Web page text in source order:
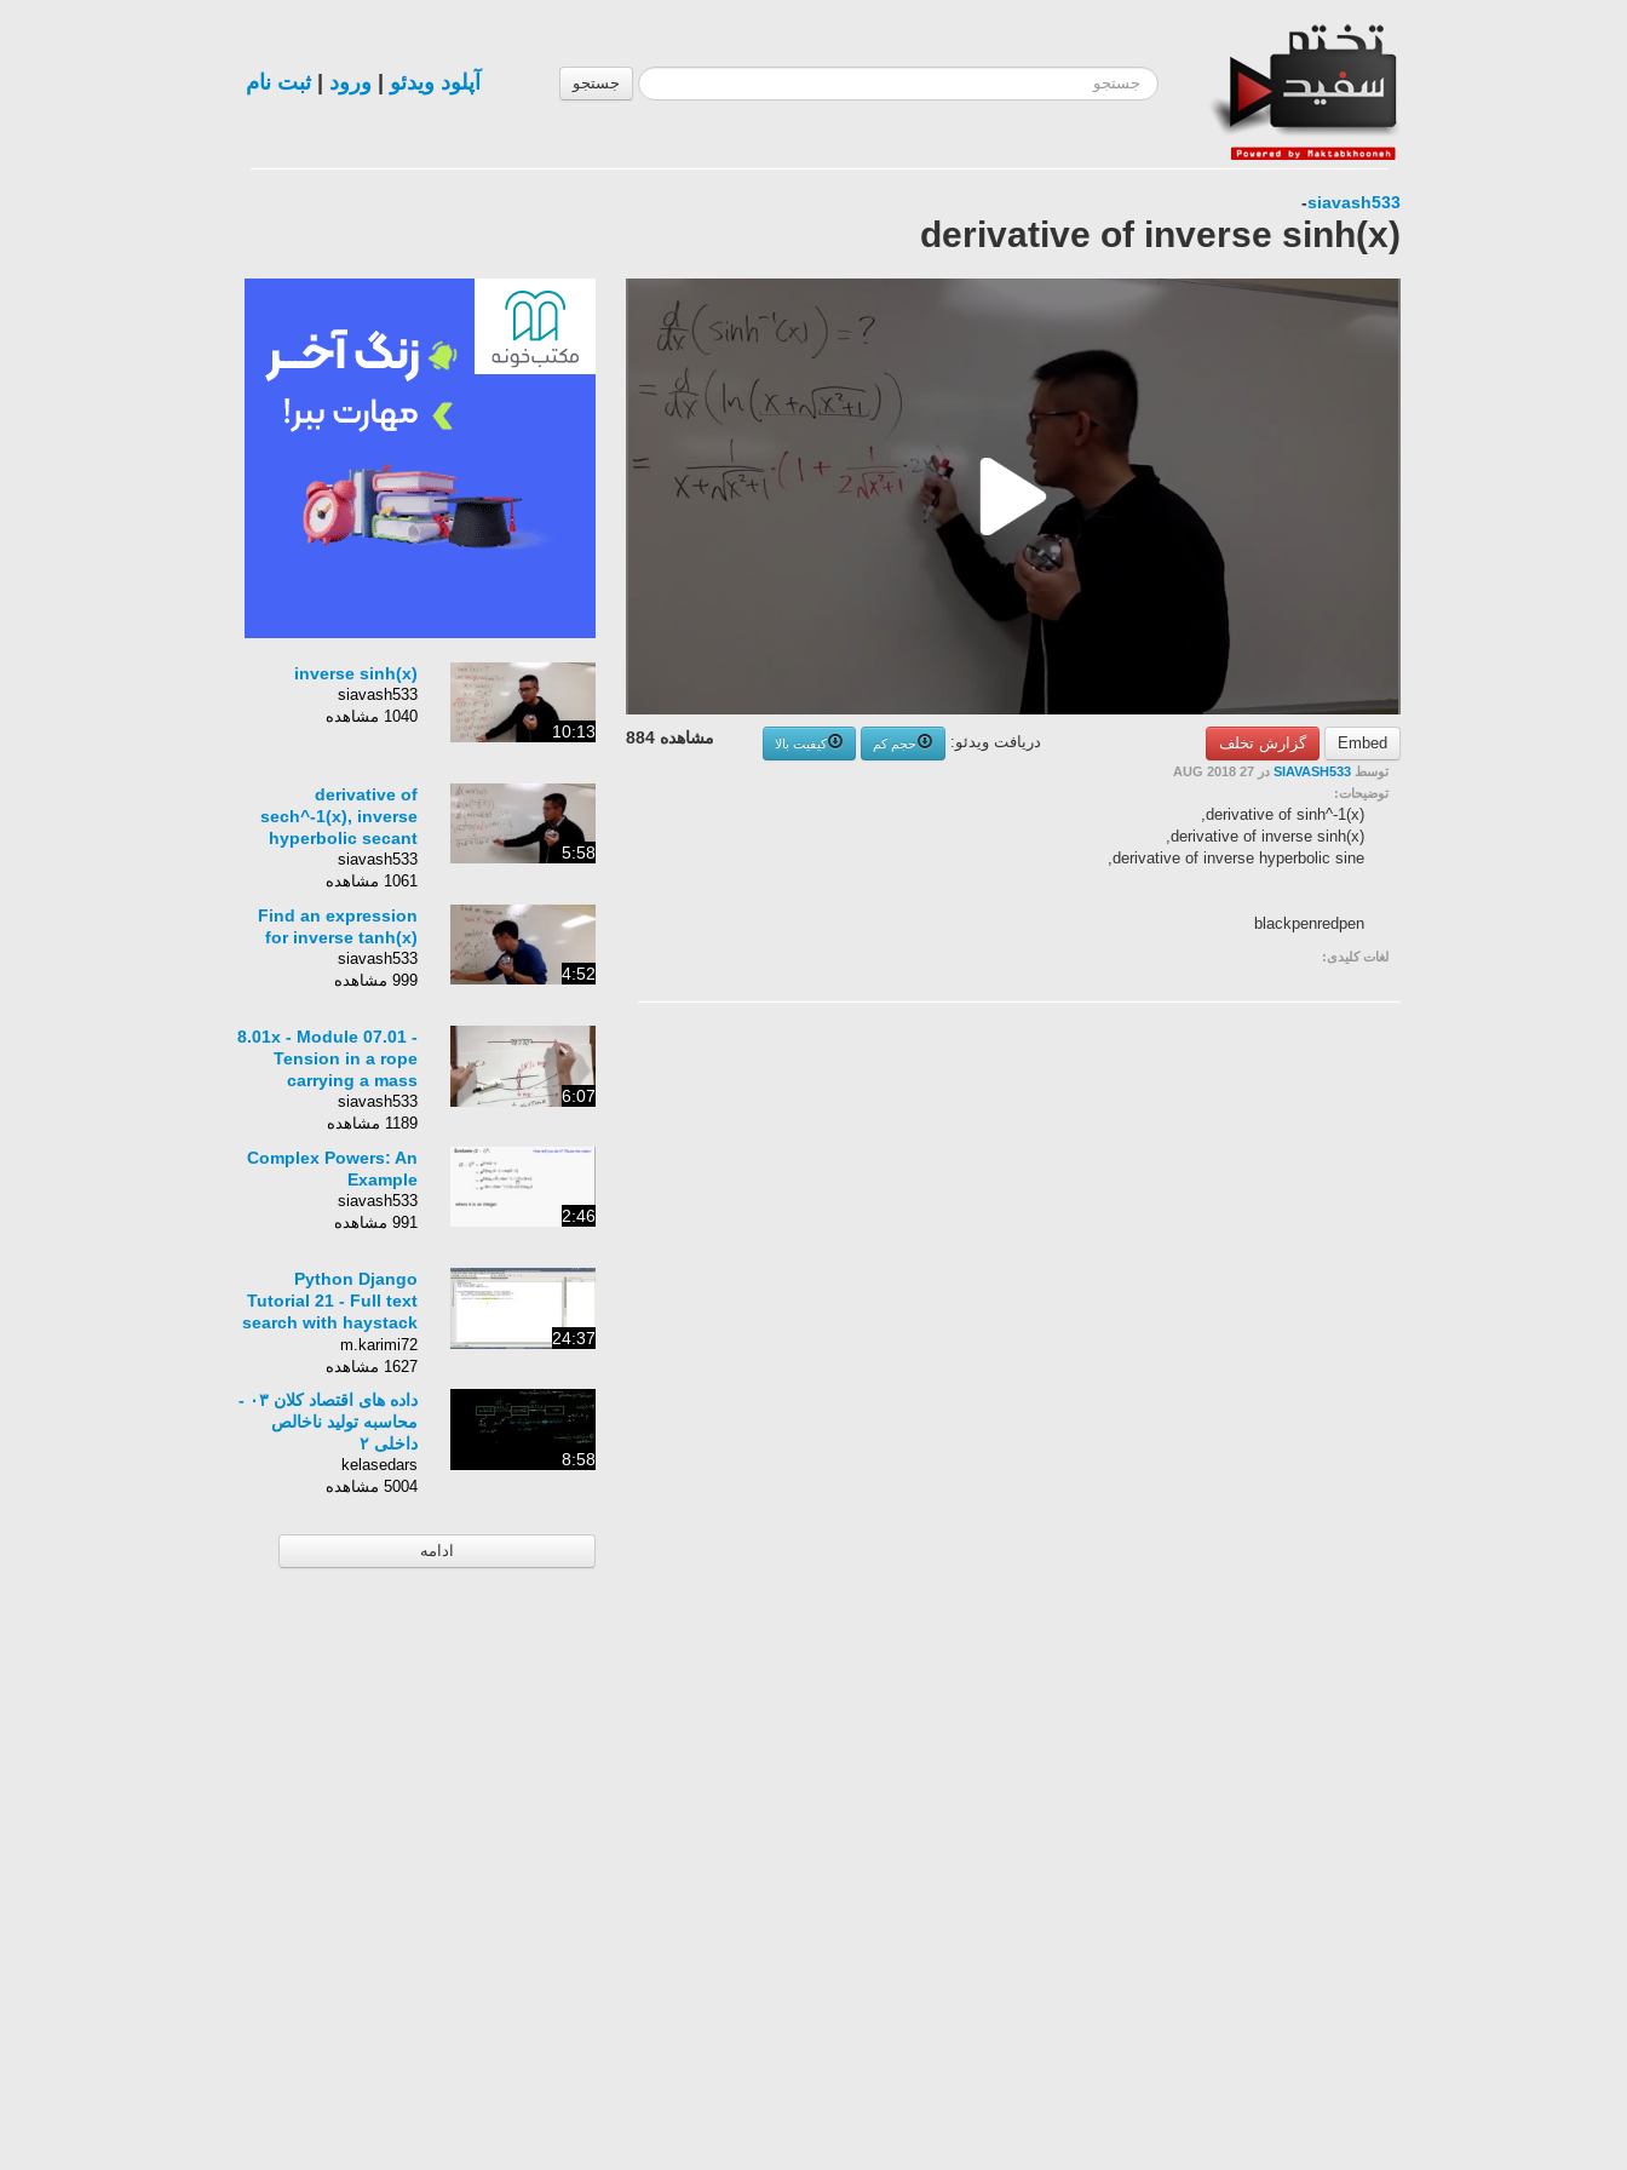
جستجو آپلود ویدئو ورود |ثبت نام
siavash533
-
derivative of inverse sinh(x)
Embed گزارش تخلف مشاهده 884 دریافت ویدئو: حجم کم
کیفیت بالا
توسط SIAVASH533 در 27 AUG 2018
توضیحات:
derivative of sinh^-1(x),
derivative of inverse sinh(x),
derivative of inverse hyperbolic sine,
blackpenredpen
لغات کلیدی:
10:13
inverse sinh(x)
siavash533
1040 مشاهده
5:58
derivative of
sech^-1(x), inverse
hyperbolic secant
siavash533
1061 مشاهده
4:52
Find an expression
for inverse tanh(x)
siavash533
999 مشاهده
6:07
8.01x - Module 07.01 -
Tension in a rope
carrying a mass
siavash533
1189 مشاهده
2:46
Complex Powers: An
Example
siavash533
991 مشاهده
24:37
Python Django
Tutorial 21 - Full text
search with haystack
and whoosh
m.karimi72
1627 مشاهده
8:58
داده های اقتصاد کلان ۰۳ -
محاسبه تولید ناخالص
داخلی ۲
kelasedars
5004 مشاهده
ادامه